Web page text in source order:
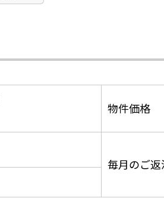
物件価格
毎月のご